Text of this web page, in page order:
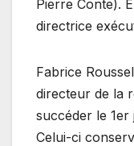
Pierre Conte).
directrice
Fabrice
directeur de la
succéder le 1er
Celui-ci